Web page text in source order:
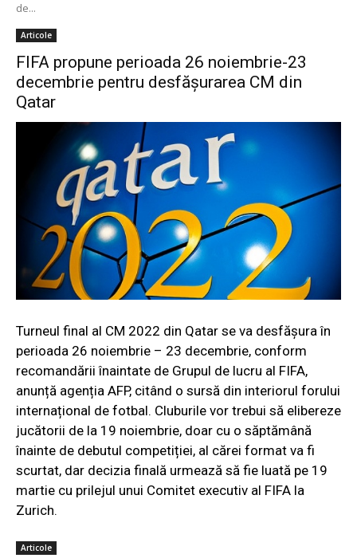
de...
Articole
FIFA propune perioada 26 noiembrie-23
decembrie pentru desfășurarea CM din
Qatar
Turneul final al CM 2022 din Qatar se va desfășura în
perioada 26 noiembrie – 23 decembrie, conform
recomandării înaintate de Grupul de lucru al FIFA,
anunță agenția AFP, citând o sursă din interiorul forului
internațional de fotbal. Cluburile vor trebui să elibereze
jucătorii de la 19 noiembrie, doar cu o săptămână
înainte de debutul competiției, al cărei format va fi
scurtat, dar decizia finală urmează să fie luată pe 19
martie cu prilejul unui Comitet executiv al FIFA la
Zurich.
Articole